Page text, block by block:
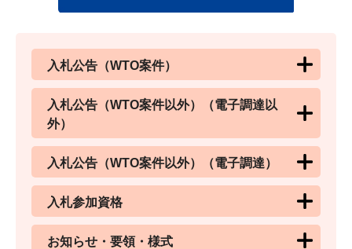
入札公告（WTO案件）
入札公告（WTO案件以外）（電子調達以
外）
入札公告（WTO案件以外）（電子調達）
入札参加資格
お知らせ・要領・様式